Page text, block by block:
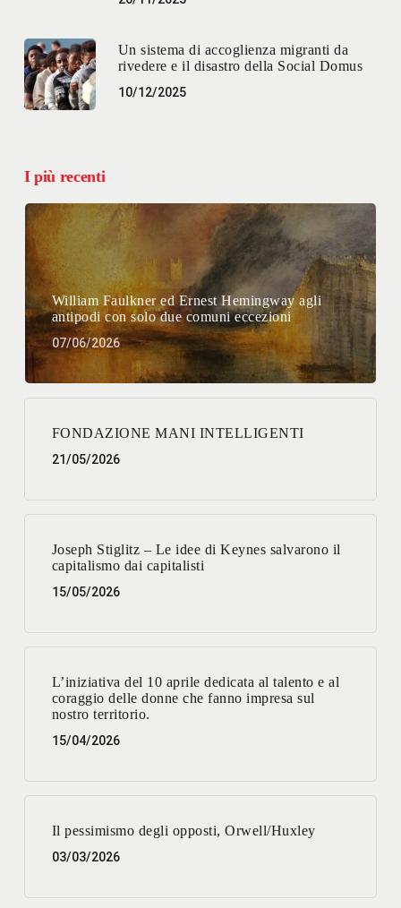
Un sistema di accoglienza migranti da
rivedere e il disastro della Social Domus
10/12/2025
I più recenti
William Faulkner ed Ernest Hemingway agli
antipodi con solo due comuni eccezioni
07/06/2026
FONDAZIONE MANI INTELLIGENTI
21/05/2026
Joseph Stiglitz – Le idee di Keynes salvarono il
capitalismo dai capitalisti
15/05/2026
L’iniziativa del 10 aprile dedicata al talento e al
coraggio delle donne che fanno impresa sul
nostro territorio.
15/04/2026
Il pessimismo degli opposti, Orwell/Huxley
03/03/2026